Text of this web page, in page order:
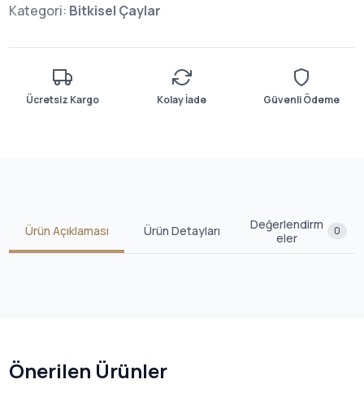
Kategori: Bitkisel Çaylar
Ücretsiz Kargo Kolay İade Güvenli Ödeme
Ürün Açıklaması Ürün Detayları
Değerlendirm
eler
0
Önerilen Ürünler